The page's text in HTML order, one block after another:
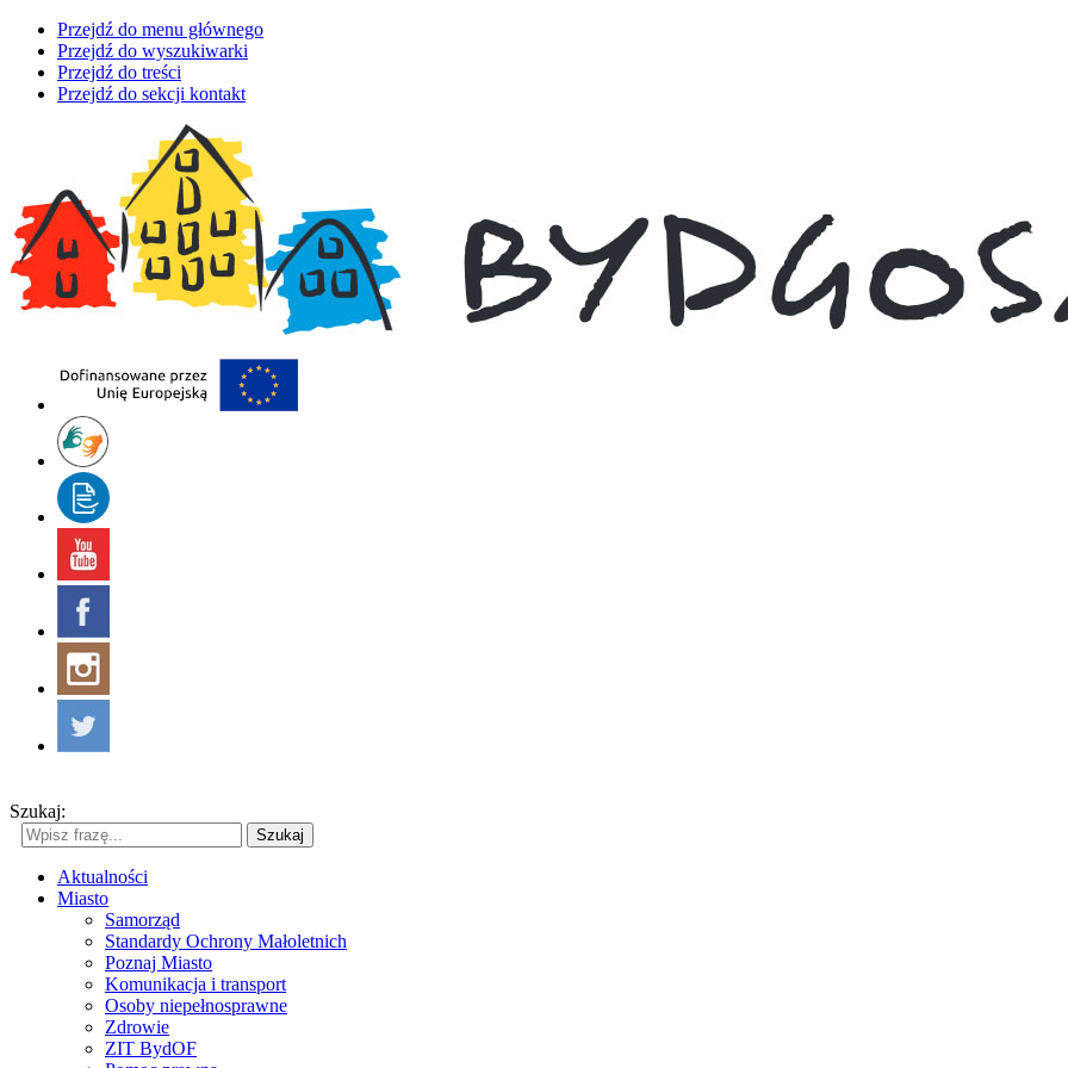
Przejdź do menu głównego
Przejdź do wyszukiwarki
Przejdź do treści
Przejdź do sekcji kontakt
Szukaj:
Szukaj
Aktualności
Miasto
Samorząd
Standardy Ochrony Małoletnich
Poznaj Miasto
Komunikacja i transport
Osoby niepełnosprawne
Zdrowie
ZIT BydOF